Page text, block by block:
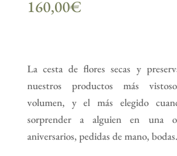
160,00€
La cesta de flores secas y
nuestros productos más
volumen, y el más elegido
sorprender a alguien en una
aniversarios, pedidas de mano,